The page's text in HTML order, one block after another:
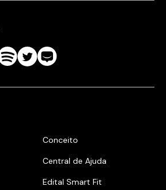
Conceito
Central de Ajuda
Edital Smart Fit